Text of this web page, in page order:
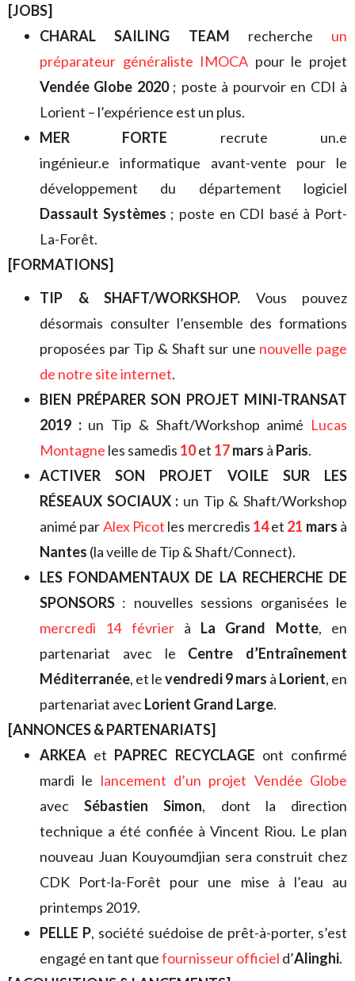
[JOBS]
CHARAL SAILING TEAM recherche un
préparateur généraliste IMOCA pour le projet
Vendée Globe 2020; poste à pourvoir en CDI à
Lorient – l’expérience est un plus.
MER FORTE recrute un.e
ingénieur.e informatique avant-vente pour le
développement du département logiciel
Dassault Systèmes ; poste en CDI basé à Port-
La-Forêt.
[FORMATIONS]
TIP & SHAFT/WORKSHOP. Vous pouvez
désormais consulter l’ensemble des formations
proposées par Tip & Shaft sur une nouvelle page
de notre site internet.
BIEN PRÉPARER SON PROJET MINI-TRANSAT
2019 :un Tip & Shaft/Workshop animé Lucas
Montagne les samedis 10et 17mars à Paris.
ACTIVER SON PROJET VOILE SUR LES
RÉSEAUX SOCIAUX : un Tip & Shaft/Workshop
animé parAlex Picot les mercredis 14et 21 mars à
Nantes (la veille de Tip & Shaft/Connect).
LES FONDAMENTAUX DE LA RECHERCHE DE
SPONSORS : nouvelles sessions organisées le
mercredi 14 février à La Grand Motte, en
partenariat avec le Centre d’Entraînement
Méditerranée, et levendredi 9 mars à Lorient, en
partenariat avecLorient Grand Large.
[ANNONCES & PARTENARIATS]
ARKEA et PAPREC RECYCLAGE ont confirmé
mardi le lancement d’un projet Vendée Globe
avecSébastien Simon, dont la direction
technique a été confiée à Vincent Riou. Le plan
nouveau Juan Kouyoumdjian sera construit chez
CDK Port-la-Forêt pour une mise à l’eau au
printemps 2019.
PELLE P, société suédoise de prêt-à-porter, s’est
engagé en tant quefournisseur officiel d’Alinghi.